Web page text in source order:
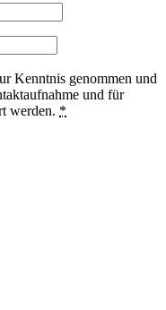
Kenntnis genommen und
und für
werden. *